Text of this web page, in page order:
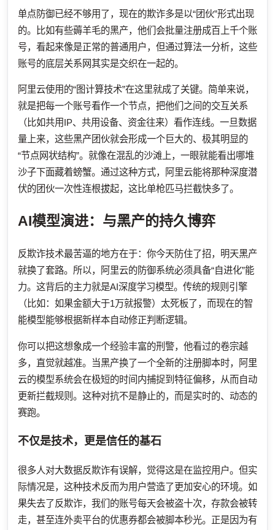
单点防御已经不够用了，现在的欺诈多是以“团伙”形式出现
的。比如有些薅羊毛的黑产，他们会批量注册成百上千个账
号，看起来像是正常的普通用户，但通过算法一分析，这些
账号的底层关系网其实是交织在一起的。
阿里云使用的“图计算技术”在这里就成了关键。简单来说，
就是把每一个账号看作一个节点，把他们之间的交互关系
（比如共用IP、共用设备、资金往来）看作连线。一旦数据
量上来，这些黑产团伙就会形成一个巨大的、极其明显的
“节点网状结构”。就像在混乱的沙滩上，一眼就能看出哪堆
沙子下面藏着螃蟹。通过这种方式，阿里云能将那种深度潜
伏的团伙一次性连根拔起，这比单枪匹马拦截快多了。
AI模型演进：与黑产的持久博弈
反欺诈技术最苦逼的地方在于：你今天防住了招，明天黑产
就换了套路。所以，阿里云的防御系统必须具备“自进化”能
力。这背后的主力就是AI深度学习模型。传统的规则引擎
（比如：如果金额大于1万就报警）太死板了，而现在的智
能模型能够根据新样本自动修正判断逻辑。
你可以把这想象成一个经验丰富的刑警，他看过的卷宗越
多，直觉就越准。当黑产换了一个全新的注册脚本时，阿里
云的模型系统会在极短的时间内捕捉到特征偏移，从而自动
更新拦截规则。这种对抗不是静止的，而是实时的、动态的
赛跑。
不仅是技术，更是信任的基石
很多人对大数据反欺诈有误解，觉得这是在监控用户。但实
际情况是，这种技术反而为用户营造了更加安心的环境。如
果失去了反欺诈，我们的账号每天会被盗十次，存款会被转
走，甚至连外卖平台的优惠券都会被脚本秒光。正是因为有